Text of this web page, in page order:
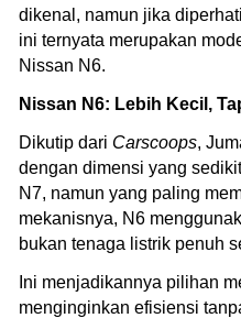
dikenal, namun jika
ini ternyata merupakan
Nissan N6.
Nissan N6: Lebih Kecil,
Dikutip dari Carscoops,
dengan dimensi yang
N7, namun yang paling
mekanisnya, N6
bukan tenaga listrik penuh
Ini menjadikannya pilihan
menginginkan efisiensi